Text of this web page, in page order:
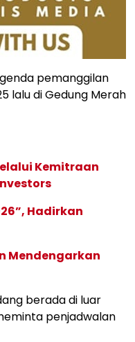
pemanggilan
lalu di Gedung Merah
Kemitraan
Hadirkan
Mendengarkan
berada di luar
penjadwalan